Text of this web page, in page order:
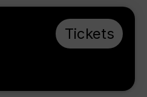
Tickets